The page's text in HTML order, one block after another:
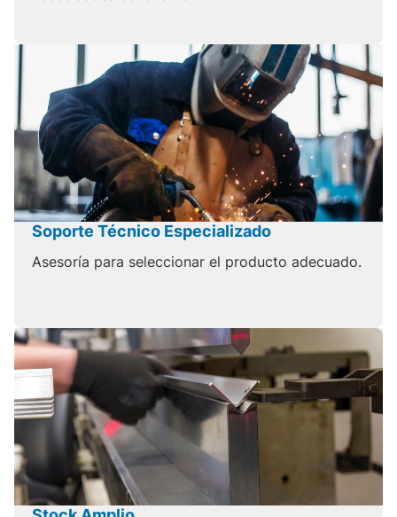
Soporte Técnico Especializado
Asesoría para seleccionar el producto adecuado.